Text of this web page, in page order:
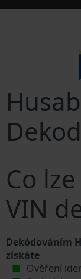
Co
VIN
Dekódováním
získáte
Ověření